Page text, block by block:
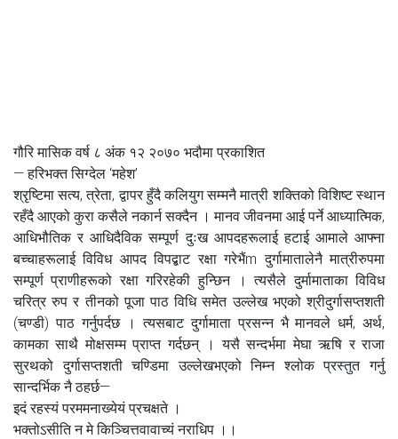
गौरि मासिक वर्ष ८ अंक १२ २०७० भदौमा प्रकाशित
— हरिभक्त सिग्देल ‘महेश’
श्रृष्टिमा सत्य, त्रेता, द्वापर हुँदै कलियुग सम्मनै मात्री शक्तिको विशिष्ट स्थान
रहँदै आएको कुरा कसैले नकार्न सक्दैन । मानव जीवनमा आई पर्ने आध्यात्मिक,
आधिभौतिक र आधिदैविक सम्पूर्ण दुःख आपदहरूलाई हटाई आमाले आफ्ना
बच्चाहरूलाई विविध आपद विपद्बाट रक्षा गरेभैंm दुर्गामातालेनै मात्रीरुपमा
सम्पूर्ण प्राणीहरूको रक्षा गरिरहेकी हुन्छिन । त्यसैले दुर्मामाताका विविध
चरित्र रुप र तीनको पूजा पाठ विधि समेत उल्लेख भएको श्रीदुर्गासप्तशती
(चण्डी) पाठ गर्नुपर्दछ । त्यसबाट दुर्गामाता प्रसन्न भै मानवले धर्म, अर्थ,
कामका साथै मोक्षसम्म प्राप्त गर्दछन् । यसै सन्दर्भमा मेघा ऋषि र राजा
सुरथको दुर्गासप्तशती चण्डिमा उल्लेखभएको निम्न श्लोक प्रस्तुत गर्नु
सान्दर्भिक नै ठहर्छ—
इदं रहस्यं परममनाख्येयं प्रचक्षते ।
भक्तोऽसीति न मे किञ्चित्तवावाच्यं नराधिप ।।